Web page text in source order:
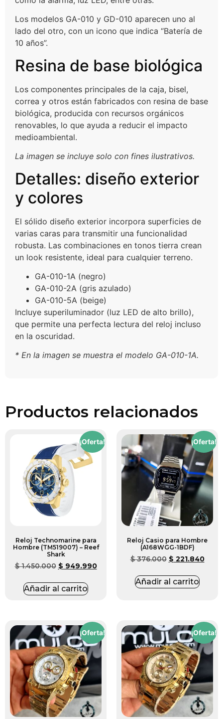
Los modelos GA-010 y GD-010 aparecen uno al
lado del otro, con un icono que indica “Batería de
10 años”.
Resina de base biológica
Los componentes principales de la caja, bisel,
correa y otros están fabricados con resina de base
biológica, producida con recursos orgánicos
renovables, lo que ayuda a reducir el impacto
medioambiental.
La imagen se incluye solo con fines ilustrativos.
Detalles: diseño exterior
y colores
El sólido diseño exterior incorpora superficies de
varias caras para transmitir una funcionalidad
robusta. Las combinaciones en tonos tierra crean
un look resistente, ideal para cualquier terreno.
GA-010-1A (negro)
GA-010-2A (gris azulado)
GA-010-5A (beige)
Incluye superiluminador (luz LED de alto brillo),
que permite una perfecta lectura del reloj incluso
en la oscuridad.
* En la imagen se muestra el modelo GA-010-1A.
Productos relacionados
¡Oferta!
Reloj Technomarine para
Hombre (TM519007) – Reef
Shark
$1.450.000 $ 949.990
Añadir al carrito
¡Oferta!
Reloj Casio para Hombre
(A168WGG-1BDF)
$376.000 $ 221.840
Añadir al carrito
¡Oferta! ¡Oferta!